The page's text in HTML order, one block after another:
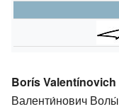
Borís
Валенти́нович